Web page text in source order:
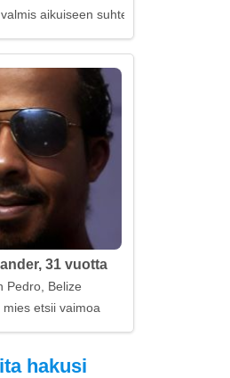
aikuiseen suhteeseen
31 vuotta
Pedro, Belize
mies etsii vaimoa
hakusi